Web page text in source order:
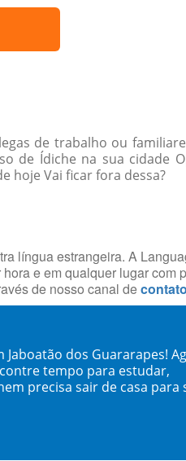
de trabalho ou
de Ídiche na sua cidade
hoje Vai ficar fora dessa?
língua estrangeira. A
e em qualquer lugar com
de nosso canal decontato
dos Guararapes!
tempo para estudar,
precisa sair de casa para